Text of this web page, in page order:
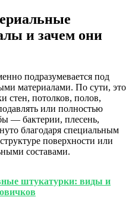
и зачем они
подразумевается под
материалами. По сути, это
стен, потолков, полов,
или полностью
— бактерии, плесень,
благодаря специальным
поверхности или
составами.
штукатурки: виды и